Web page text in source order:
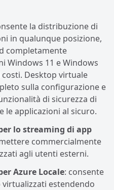
la distribuzione di
in qualunque posizione,
completamente
Windows 11 e Windows
Desktop virtuale
sulla configurazione e
di sicurezza di
le applicazioni al sicuro.
lo streaming di app
commercialmente
agli utenti esterni.
Azure Locale: consente
estendendo